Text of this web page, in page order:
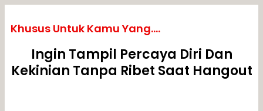
Khusus Untuk Kamu Yang....
Ingin Tampil Percaya Diri Dan
Kekinian Tanpa Ribet Saat Hangout